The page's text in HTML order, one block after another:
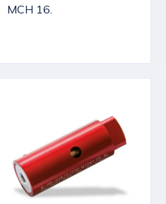
MCH 16.